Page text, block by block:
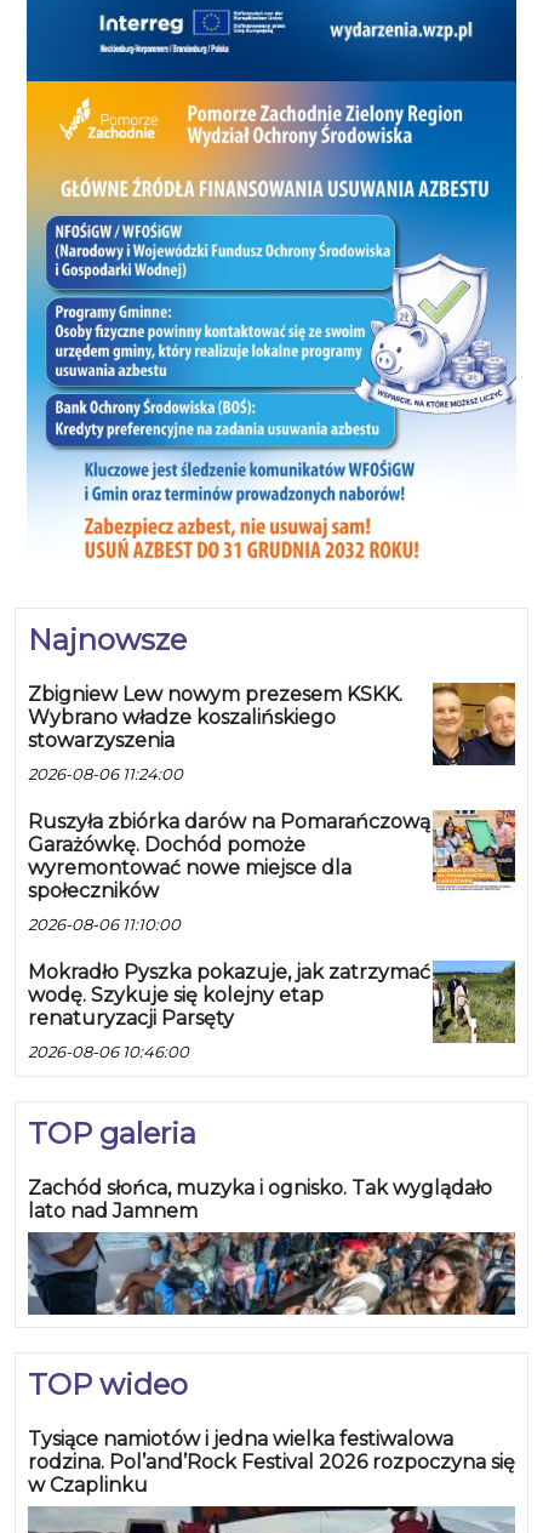
Najnowsze
Zbigniew Lew nowym prezesem KSKK.
Wybrano władze koszalińskiego
stowarzyszenia
2026-08-06 11:24:00
Ruszyła zbiórka darów na Pomarańczową
Garażówkę. Dochód pomoże
wyremontować nowe miejsce dla
społeczników
2026-08-06 11:10:00
Mokradło Pyszka pokazuje, jak zatrzymać
wodę. Szykuje się kolejny etap
renaturyzacji Parsęty
2026-08-06 10:46:00
TOP galeria
Zachód słońca, muzyka i ognisko. Tak wyglądało
lato nad Jamnem
TOP wideo
Tysiące namiotów i jedna wielka festiwalowa
rodzina. Pol’and’Rock Festival 2026 rozpoczyna się
w Czaplinku